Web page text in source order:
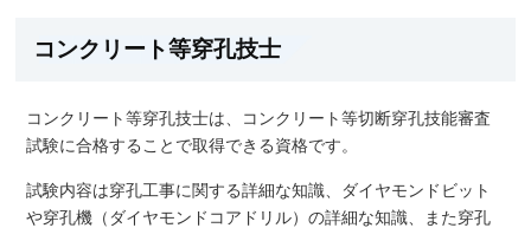
コンクリート等穿孔技士
コンクリート等穿孔技士は、コンクリート等切断穿孔技能審査
試験に合格することで取得できる資格です。
試験内容は穿孔工事に関する詳細な知識、ダイヤモンドビット
や穿孔機（ダイヤモンドコアドリル）の詳細な知識、また穿孔